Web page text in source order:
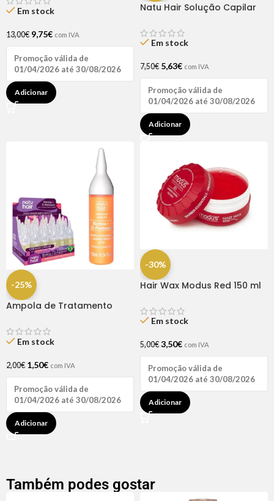
Em stock
13,00€ 9,75€ com IVA
Promoção válida de
01/04/2026 até 30/08/2026
Adicionar
Natu Hair Solução Capilar
Em stock
7,50€ 5,63€ com IVA
Promoção válida de
01/04/2026 até 30/08/2026
Adicionar
-25%
Ampola de Tratamento
Hair (1 UNIDADE)
Em stock
2,00€ 1,50€ com IVA
Promoção válida de
01/04/2026 até 30/08/2026
Adicionar
-30%
Hair Wax Modus Red 150 ml
Em stock
5,00€ 3,50€ com IVA
Promoção válida de
01/04/2026 até 30/08/2026
Adicionar
Também podes gostar